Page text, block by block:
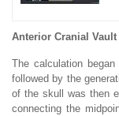
Anterior Cranial
The calculation
followed by the
of the skull was then
connecting the